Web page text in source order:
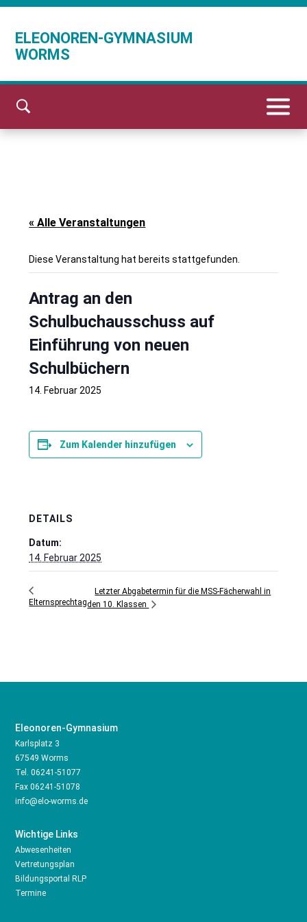
ELEONOREN-GYMNASIUM
WORMS
« Alle Veranstaltungen
Diese Veranstaltung hat bereits stattgefunden.
Antrag an den
Schulbuchausschuss auf
Einführung von neuen
Schulbüchern
14. Februar 2025
Zum Kalender hinzufügen
DETAILS
Datum:
14. Februar 2025
Elternsprechtag
Letzter Abgabetermin für die MSS-Fächerwahl in
den 10. Klassen
Eleonoren-Gymnasium
Karlsplatz 3
67549 Worms
Tel.06241-51077
Fax 06241-51078
info@elo-worms.de
Wichtige Links
Abwesenheiten
Vertretungsplan
Bildungsportal RLP
Termine